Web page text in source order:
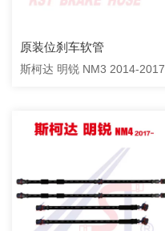
原装位刹车软管
斯柯达 明锐 NM3 2014-2017